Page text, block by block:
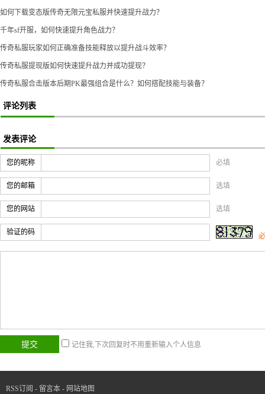
如何下载变态版传奇无限元宝私服并快速提升战力？
千年sf开服，如何快速提升角色战力？
传奇私服玩家如何正确准备技能释放以提升战斗效率？
传奇私服提现版如何快速提升战力并成功提现？
传奇私服合击版本后期PK最强组合是什么？如何搭配技能与装备？
评论列表
发表评论
您的昵称 必填
您的邮箱 选填
您的网站 选填
验证的码
记住我,下次回复时不用重新输入个人信息
RSS订阅 - 留言本 - 网站地图